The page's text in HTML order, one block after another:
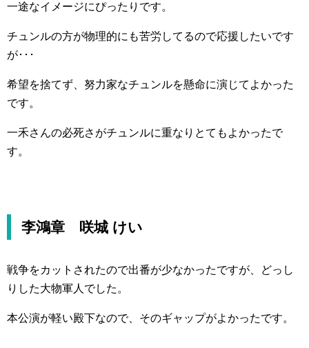
一途なイメージにぴったりです。
チュンルの方が物理的にも苦労してるので応援したいです
が･･･
希望を捨てず、努力家なチュンルを懸命に演じてよかった
です。
一禾さんの必死さがチュンルに重なりとてもよかったで
す。
李鴻章 咲城 けい
戦争をカットされたので出番が少なかったですが、どっし
りした大物軍人でした。
本公演が軽い殿下なので、そのギャップがよかったです。